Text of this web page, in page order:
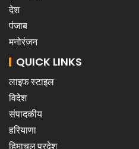
देश
पंजाब
मनोरंजन
QUICK LINKS
लाइफ स्टाइल
विदेश
संपादकीय
हरियाणा
हिमाचल प्रदेश